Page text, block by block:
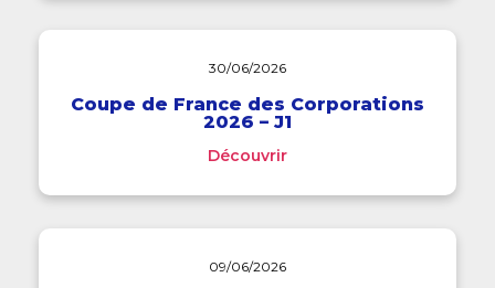
30/06/2026
Coupe de France des Corporations
2026 – J1
Découvrir
09/06/2026